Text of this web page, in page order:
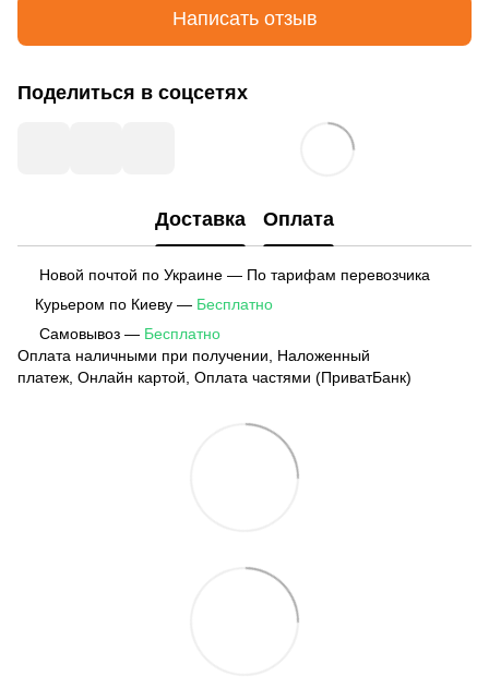
Написать отзыв
Поделиться в соцсетях
Доставка Оплата
Новой почтой по Украине — По тарифам перевозчика
Курьером по Киеву — Бесплатно
Самовывоз — Бесплатно
Оплата наличными при получении, Наложенный
платеж, Онлайн картой, Оплата частями (ПриватБанк)